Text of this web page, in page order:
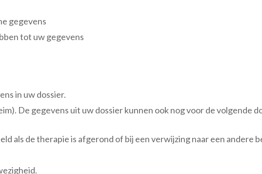
gegevens
tot uw gegevens
in uw dossier.
De gegevens uit uw dossier kunnen ook nog voor de volgende
als de therapie is afgerond of bij een verwijzing naar een andere